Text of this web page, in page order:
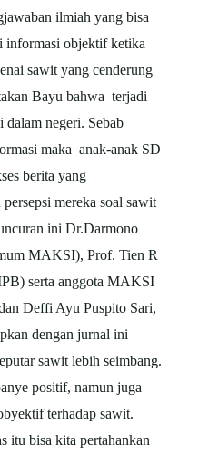
ilmiah yang bisa
informasi objektif ketika
sawit yang cenderung
Bayu bahwa terjadi
dalam negeri. Sebab
maka anak-anak SD
berita yang
mereka soal sawit
ini Dr.Darmono
MAKSI), Prof. Tien R
serta anggota MAKSI
Deffi Ayu Puspito Sari,
dengan jurnal ini
sawit lebih seimbang.
positif, namun juga
terhadap sawit.
itu bisa kita pertahankan